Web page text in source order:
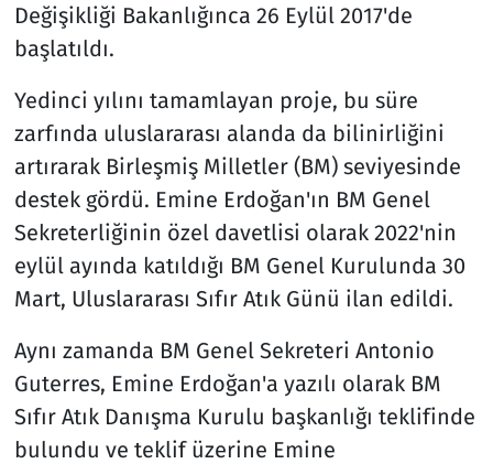
Değişikliği Bakanlığınca 26 Eylül 2017'de
başlatıldı.
Yedinci yılını tamamlayan proje, bu süre
zarfında uluslararası alanda da bilinirliğini
artırarak Birleşmiş Milletler (BM) seviyesinde
destek gördü. Emine Erdoğan'ın BM Genel
Sekreterliğinin özel davetlisi olarak 2022'nin
eylül ayında katıldığı BM Genel Kurulunda 30
Mart, Uluslararası Sıfır Atık Günü ilan edildi.
Aynı zamanda BM Genel Sekreteri Antonio
Guterres, Emine Erdoğan'a yazılı olarak BM
Sıfır Atık Danışma Kurulu başkanlığı teklifinde
bulundu ve teklif üzerine Emine